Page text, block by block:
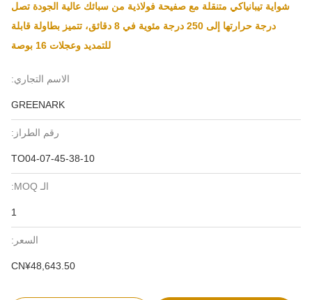
شواية تيبانياكي متنقلة مع صفيحة فولاذية من سبائك عالية الجودة تصل
درجة حرارتها إلى 250 درجة مئوية في 8 دقائق، تتميز بطاولة قابلة
للتمديد وعجلات 16 بوصة
الاسم التجاري:
GREENARK
رقم الطراز:
TO04-07-45-38-10
الـ MOQ:
1
السعر:
CN¥48,643.50